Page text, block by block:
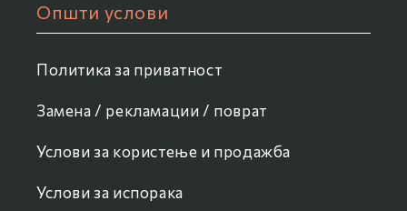
Општи услови
Политика за приватност
Замена / рекламации / поврат
Услови за користење и продажба
Услови за испорака